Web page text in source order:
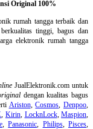
Original 100%
rumah tangga terbaik dan
tinggi, bagus dan
elektronik rumah tangga
JualElektronik.com untuk
dengan kualitas bagus
Ariston,Cosmos,Denpoo,
, Kirin, LocknLock,Maspion,
,Panasonic, Philips, Pisces,